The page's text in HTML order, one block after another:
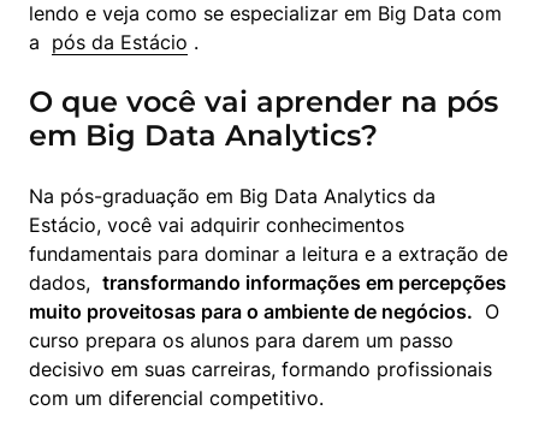
lendo e veja como se especializar em Big Data com
a pós da Estácio .
O que você vai aprender na pós
em Big Data Analytics?
Na pós-graduação em Big Data Analytics da
Estácio, você vai adquirir conhecimentos
fundamentais para dominar a leitura e a extração de
dados, transformando informações em percepções
muito proveitosas para o ambiente de negócios.
  O
curso prepara os alunos para darem um passo
decisivo em suas carreiras, formando profissionais
com um diferencial competitivo.